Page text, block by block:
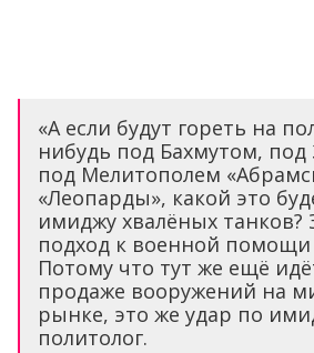
«А если будут гореть на
нибудь под Бахмутом,
под Мелитополем
«Леопарды», какой это
имиджу хвалёных танков?
подход к военной
Потому что тут же ещё
продаже вооружений на
рынке, это же удар по
политолог.